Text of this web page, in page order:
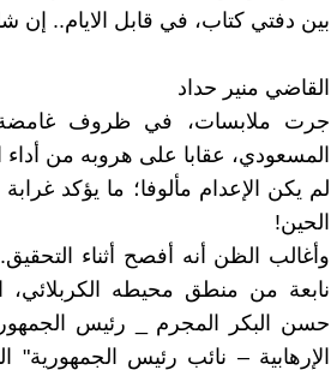
بين دفتي كتاب، في قابل الايام.. إن
القاضي منير حداد
جرت ملابسات، في ظروف
لم يكن الإعدام مألوفا؛ ما يؤكد
الحين!
وأغالب الظن أنه أفصح أثناء
نابعة من منطق محيطه
حسن البكر المجرم _ رئيس
الإرهابية – نائب رئيس